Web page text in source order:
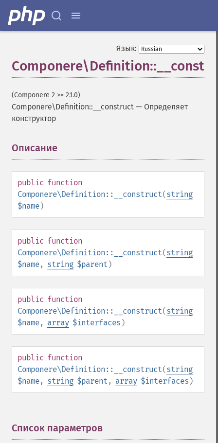
Язык:
(Componere 2 >= 2.1.0)
Componere\Definition::__construct — Определяет
конструктор
Описание
public function
Componere\Definition::__construct(string
$name)
public function
Componere\Definition::__construct(string
$name, string $parent )
public function
Componere\Definition::__construct(string
$name, array $interfaces )
public function
Componere\Definition::__construct(string
$name, string $parent , array $interfaces )
Список параметров